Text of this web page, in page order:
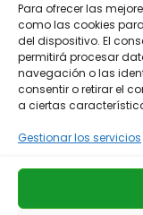
Para ofrecer las
como las cookies
del dispositivo. El
permitirá procesar
navegación o las
consentir o retirar el
a ciertas
Gestionar los servicios
CONTACTO
942 25 50 54
Polígono de
Camargo,
info@fernando-